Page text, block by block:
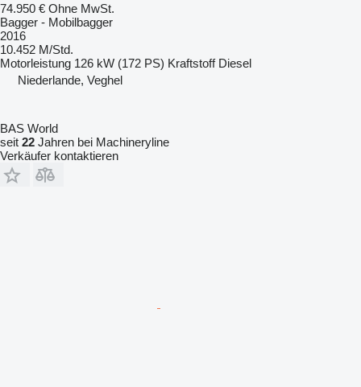
74.950 € Ohne MwSt.
Bagger - Mobilbagger
2016
10.452 M/Std.
Motorleistung 126 kW (172 PS) Kraftstoff Diesel
Niederlande, Veghel
BAS World
seit 22 Jahren bei Machineryline
Verkäufer kontaktieren